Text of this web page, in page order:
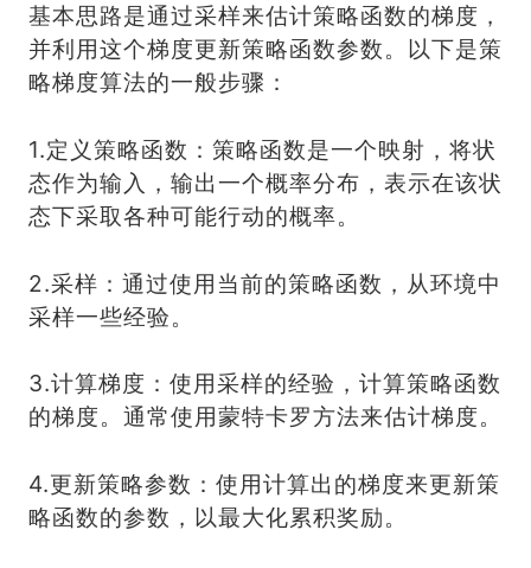
基本思路是通过采样来估计策略函数的梯度，
并利用这个梯度更新策略函数参数。以下是策
略梯度算法的一般步骤：
1.定义策略函数：策略函数是一个映射，将状
态作为输入，输出一个概率分布，表示在该状
态下采取各种可能行动的概率。
2.采样：通过使用当前的策略函数，从环境中
采样一些经验。
3.计算梯度：使用采样的经验，计算策略函数
的梯度。通常使用蒙特卡罗方法来估计梯度。
4.更新策略参数：使用计算出的梯度来更新策
略函数的参数，以最大化累积奖励。